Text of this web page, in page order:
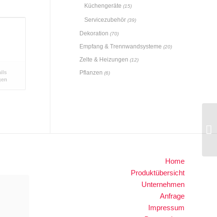
Küchengeräte (15)
Servicezubehör (39)
Dekoration (70)
Empfang & Trennwandsysteme (20)
Zelte & Heizungen (12)
Pflanzen (6)
Home
Produktübersicht
Unternehmen
Anfrage
Impressum